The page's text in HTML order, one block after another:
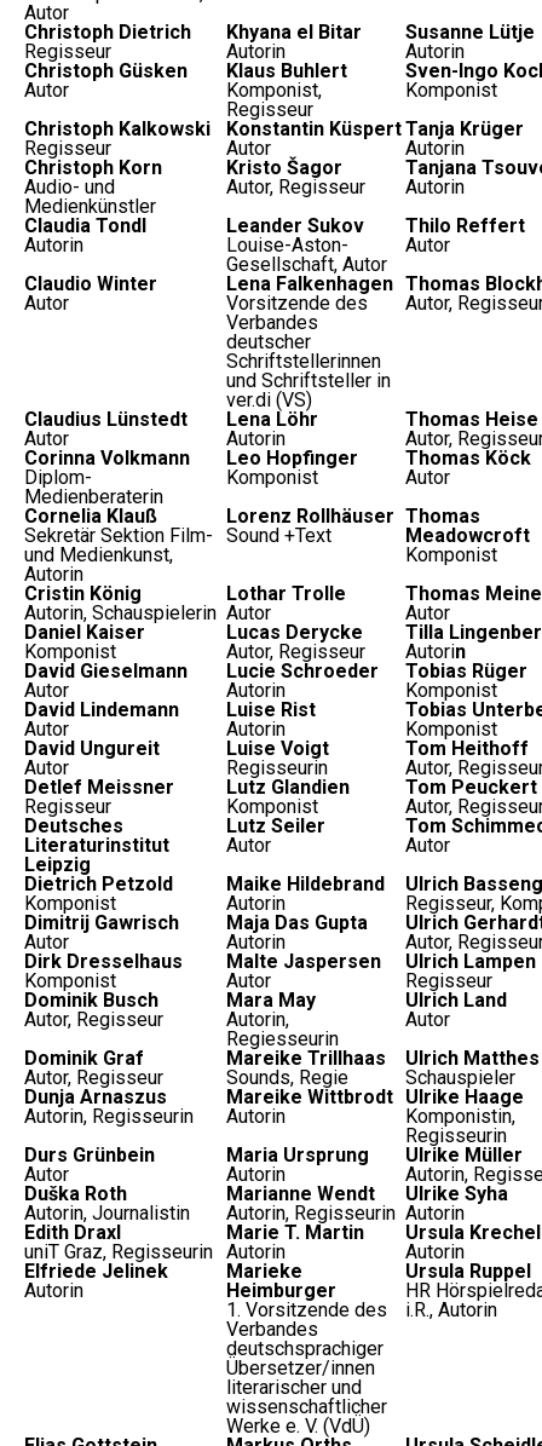
Autor
Christoph Dietrich
Regisseur
Khyana el Bitar
Autorin
Susanne Lütje
Autorin
Christoph Güsken
Autor
Klaus Buhlert
Komponist,
Regisseur
Sven-Ingo
Komponist
Christoph Kalkowski
Regisseur
Konstantin Küspert
Autor
Tanja Krüger
Autorin
Christoph Korn
Audio- und
Medienkünstler
Kristo Šagor
Autor, Regisseur
Tanjana
Autorin
Claudia Tondl
Autorin
Leander Sukov
Louise-Aston-
Gesellschaft, Autor
Thilo Reffert
Autor
Claudio Winter
Autor
Lena Falkenhagen
Vorsitzende des
Verbandes
deutscher
Schriftstellerinnen
und Schriftsteller in
ver.di (VS)
Thomas
Autor,
Claudius Lünstedt
Autor
Lena Löhr
Autorin
Thomas Heise
Autor,
Corinna Volkmann
Diplom-
Medienberaterin
Leo Hopfinger
Komponist
Thomas Köck
Autor
Cornelia Klauß
Sekretär Sektion Film-
und Medienkunst,
Autorin
Lorenz Rollhäuser
Sound +Text
Thomas
Meadowcroft
Komponist
Cristin König
Autorin, Schauspielerin
Lothar Trolle
Autor
Thomas
Autor
Daniel Kaiser
Komponist
Lucas Derycke
Autor, Regisseur
Tilla
Autorin
David Gieselmann
Autor
Lucie Schroeder
Autorin
Tobias Rüger
Komponist
David Lindemann
Autor
Luise Rist
Autorin
Tobias
Komponist
David Ungureit
Autor
Luise Voigt
Regisseurin
Tom Heithoff
Autor,
Detlef Meissner
Regisseur
Lutz Glandien
Komponist
Tom Peuckert
Autor,
Deutsches
Literaturinstitut
Leipzig
Lutz Seiler
Autor
Tom
Autor
Dietrich Petzold
Komponist
Maike Hildebrand
Autorin
Ulrich
Regisseur,
Dimitrij Gawrisch
Autor
Maja Das Gupta
Autorin
Ulrich
Autor,
Dirk Dresselhaus
Komponist
Malte Jaspersen
Autor
Ulrich Lampen
Regisseur
Dominik Busch
Autor, Regisseur
Mara May
Autorin,
Regiesseurin
Ulrich Land
Autor
Dominik Graf
Autor, Regisseur
Mareike Trillhaas
Sounds, Regie
Ulrich Matthes
Schauspieler
Dunja Arnaszus
Autorin, Regisseurin
Mareike Wittbrodt
Autorin
Ulrike Haage
Komponistin,
Regisseurin
Durs Grünbein
Autor
Maria Ursprung
Autorin
Ulrike Müller
Autorin,
Duška Roth
Autorin, Journalistin
Marianne Wendt
Autorin, Regisseurin
Ulrike Syha
Autorin
Edith Draxl
uniT Graz, Regisseurin
Marie T. Martin
Autorin
Ursula Krechel
Autorin
Elfriede Jelinek
Autorin
Marieke
Heimburger
1. Vorsitzende des
Verbandes
deutschsprachiger
Übersetzer/innen
literarischer und
wissenschaftlicher
Werke e. V. (VdÜ)
Ursula Ruppel
HR
i.R., Autorin